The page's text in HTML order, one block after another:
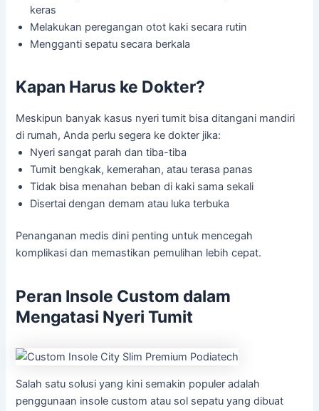
keras
Melakukan peregangan otot kaki secara rutin
Mengganti sepatu secara berkala
Kapan Harus ke Dokter?
Meskipun banyak kasus nyeri tumit bisa ditangani mandiri
di rumah, Anda perlu segera ke dokter jika:
Nyeri sangat parah dan tiba-tiba
Tumit bengkak, kemerahan, atau terasa panas
Tidak bisa menahan beban di kaki sama sekali
Disertai dengan demam atau luka terbuka
Penanganan medis dini penting untuk mencegah
komplikasi dan memastikan pemulihan lebih cepat.
Peran Insole Custom dalam
Mengatasi Nyeri Tumit
Salah satu solusi yang kini semakin populer adalah
penggunaan insole custom atau sol sepatu yang dibuat